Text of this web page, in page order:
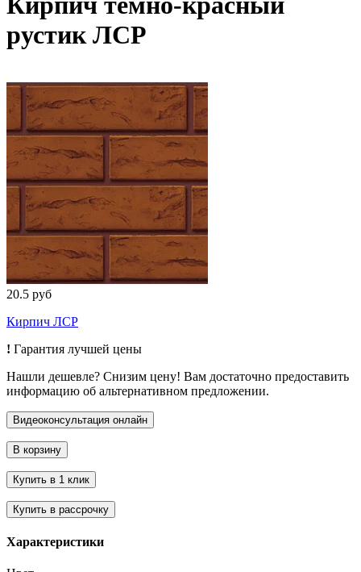
рустик ЛСР
20.5 руб
Кирпич ЛСР
! Гарантия лучшей цены
Нашли дешевле? Снизим цену! Вам достаточно предоставить
информацию об альтернативном предложении.
Характеристики